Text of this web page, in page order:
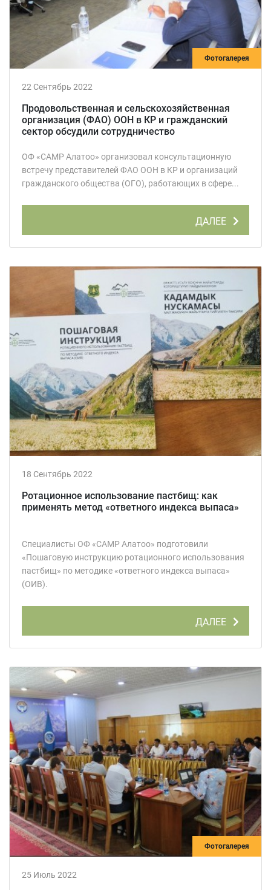
Фотогалерея
22 Сентябрь 2022
Продовольственная и сельскохозяйственная
организация (ФАО) ООН в КР и гражданский
сектор обсудили сотрудничество
ОФ «САМР Алатоо» организовал консультационную
встречу представителей ФАО ООН в КР и организаций
гражданского общества (ОГО), работающих в сфере...
ДАЛЕЕ
18 Сентябрь 2022
Ротационное использование пастбищ: как
применять метод «ответного индекса выпаса»
Специалисты ОФ «САМР Алатоо» подготовили
«Пошаговую инструкцию ротационного использования
пастбищ» по методике «ответного индекса выпаса»
(ОИВ).
ДАЛЕЕ
Фотогалерея
25 Июль 2022